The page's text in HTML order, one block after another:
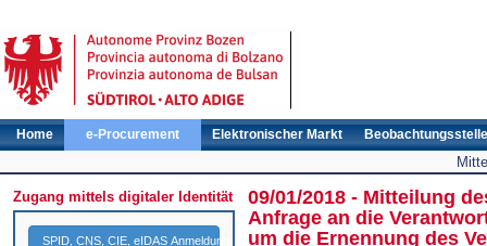
Home e-Procurement Elektronischer Markt Beobachtungsstelle
Zugang mittels digitaler Identität
SPID, CNS, CIE, eIDAS Anmeldung
09/01/2018 - Mitteilung
Anfrage an die
um die Ernennung des